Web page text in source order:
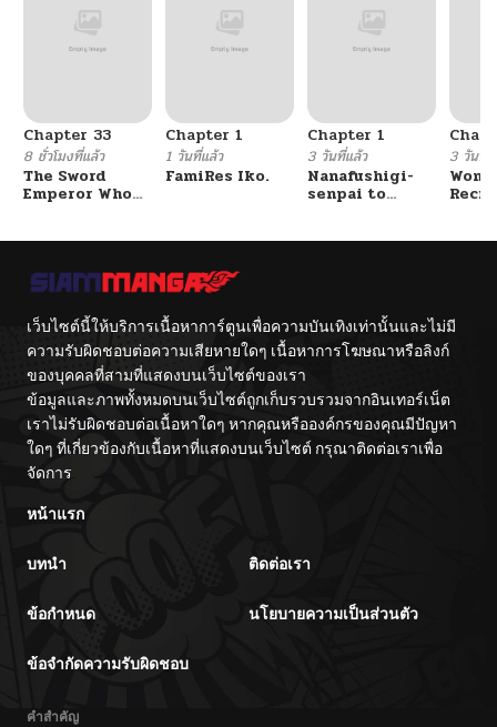
Chapter 33
8 ชั่วโมงที่แล้ว
The Sword
Emperor Who
จักรพรรดิเทพดาบ
Chapter 1
1 วันที่แล้ว
FamiRes Iko.
Chapter 1
3 วันที่แล้ว
Nanafushigi-
senpai to
3 วันที่
เว็บไซต์นี้ให้บริการเนื้อหาการ์ตูนเพื่อความบันเทิงเท่านั้นและไม่มี
ความรับผิดชอบต่อความเสียหายใดๆ เนื้อหาการโฆษณาหรือลิงก์
ของบุคคลที่สามที่แสดงบนเว็บไซต์ของเรา
ข้อมูลและภาพทั้งหมดบนเว็บไซต์ถูกเก็บรวบรวมจากอินเทอร์เน็ต
เราไม่รับผิดชอบต่อเนื้อหาใดๆ หากคุณหรือองค์กรของคุณมีปัญหา
ใดๆ ที่เกี่ยวข้องกับเนื้อหาที่แสดงบนเว็บไซต์ กรุณาติดต่อเราเพื่อ
จัดการ
หน้าแรก
บทนำ ติดต่อเรา
ข้อกำหนด นโยบายความเป็นส่วนตัว
ข้อจำกัดความรับผิดชอบ
คำสำคัญ